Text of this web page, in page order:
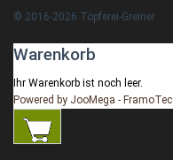
© 2016-2026 Töpferei-Greiner
Warenkorb
Ihr Warenkorb ist noch leer.
Powered by JooMega - FramoTec